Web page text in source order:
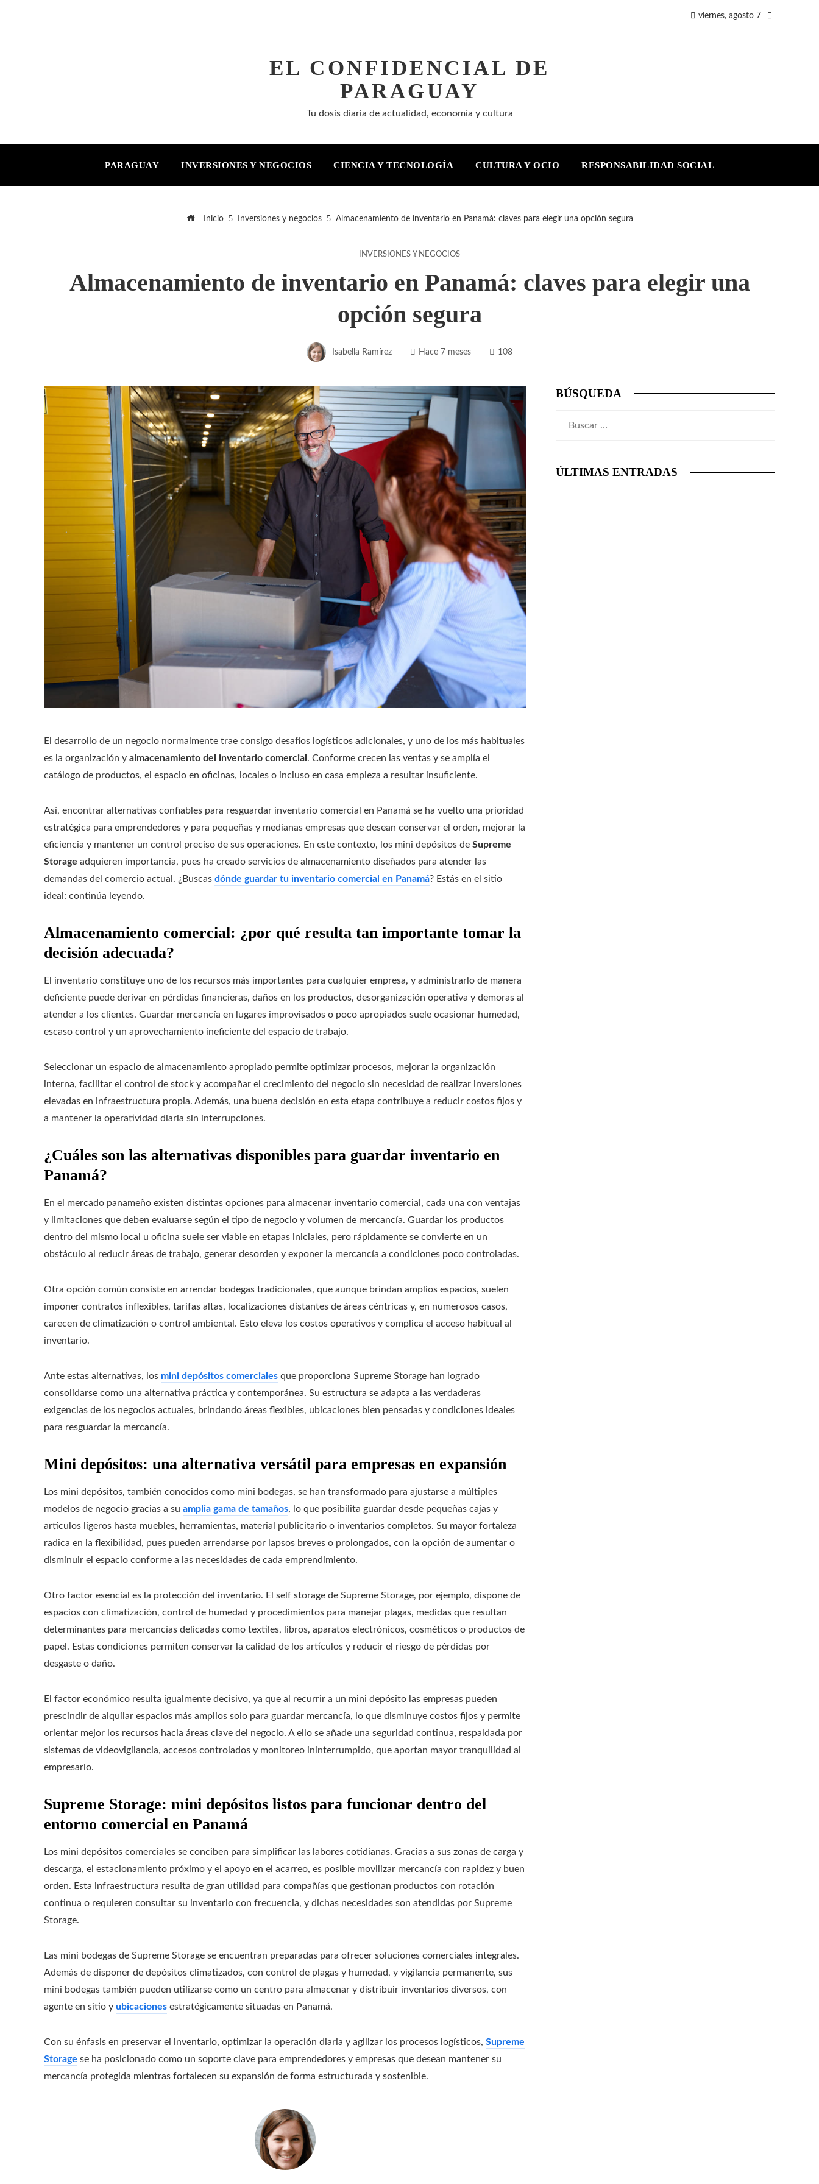
viernes, agosto 7
EL CONFIDENCIAL DE
PARAGUAY
Tu dosis diaria de actualidad, economía y cultura
PARAGUAY INVERSIONES Y NEGOCIOS CIENCIA Y TECNOLOGÍA CULTURA Y OCIO RESPONSABILIDAD SOCIAL
Inicio Inversiones y negocios Almacenamiento de inventario en Panamá: claves para elegir una opción segura
INVERSIONES Y NEGOCIOS
Almacenamiento de inventario en Panamá: claves para elegir una
opción segura
Isabella Ramírez Hace 7 meses 108
El desarrollo de un negocio normalmente trae consigo desafíos logísticos adicionales, y uno de los más habituales
es la organización y almacenamiento del inventario comercial . Conforme crecen las ventas y se amplía el
catálogo de productos, el espacio en oficinas, locales o incluso en casa empieza a resultar insuficiente.
Así, encontrar alternativas confiables para resguardar inventario comercial en Panamá se ha vuelto una prioridad
estratégica para emprendedores y para pequeñas y medianas empresas que desean conservar el orden, mejorar la
eficiencia y mantener un control preciso de sus operaciones. En este contexto, los mini depósitos de Supreme
Storage adquieren importancia, pues ha creado servicios de almacenamiento diseñados para atender las
demandas del comercio actual. ¿Buscas dónde guardar tu inventario comercial en Panamá? Estás en el sitio
ideal: continúa leyendo.
Almacenamiento comercial: ¿por qué resulta tan importante tomar la
decisión adecuada?
El inventario constituye uno de los recursos más importantes para cualquier empresa, y administrarlo de manera
deficiente puede derivar en pérdidas financieras, daños en los productos, desorganización operativa y demoras al
atender a los clientes. Guardar mercancía en lugares improvisados o poco apropiados suele ocasionar humedad,
escaso control y un aprovechamiento ineficiente del espacio de trabajo.
Seleccionar un espacio de almacenamiento apropiado permite optimizar procesos, mejorar la organización
interna, facilitar el control de stock y acompañar el crecimiento del negocio sin necesidad de realizar inversiones
elevadas en infraestructura propia. Además, una buena decisión en esta etapa contribuye a reducir costos fijos y
a mantener la operatividad diaria sin interrupciones.
¿Cuáles son las alternativas disponibles para guardar inventario en
Panamá?
En el mercado panameño existen distintas opciones para almacenar inventario comercial, cada una con ventajas
y limitaciones que deben evaluarse según el tipo de negocio y volumen de mercancía. Guardar los productos
dentro del mismo local u oficina suele ser viable en etapas iniciales, pero rápidamente se convierte en un
obstáculo al reducir áreas de trabajo, generar desorden y exponer la mercancía a condiciones poco controladas.
Otra opción común consiste en arrendar bodegas tradicionales, que aunque brindan amplios espacios, suelen
imponer contratos inflexibles, tarifas altas, localizaciones distantes de áreas céntricas y, en numerosos casos,
carecen de climatización o control ambiental. Esto eleva los costos operativos y complica el acceso habitual al
inventario.
Ante estas alternativas, los mini depósitos comerciales que proporciona Supreme Storage han logrado
consolidarse como una alternativa práctica y contemporánea. Su estructura se adapta a las verdaderas
exigencias de los negocios actuales, brindando áreas flexibles, ubicaciones bien pensadas y condiciones ideales
para resguardar la mercancía.
Mini depósitos: una alternativa versátil para empresas en expansión
Los mini depósitos, también conocidos como mini bodegas, se han transformado para ajustarse a múltiples
modelos de negocio gracias a su amplia gama de tamaños, lo que posibilita guardar desde pequeñas cajas y
artículos ligeros hasta muebles, herramientas, material publicitario o inventarios completos. Su mayor fortaleza
radica en la flexibilidad, pues pueden arrendarse por lapsos breves o prolongados, con la opción de aumentar o
disminuir el espacio conforme a las necesidades de cada emprendimiento.
Otro factor esencial es la protección del inventario. El self storage de Supreme Storage, por ejemplo, dispone de
espacios con climatización, control de humedad y procedimientos para manejar plagas, medidas que resultan
determinantes para mercancías delicadas como textiles, libros, aparatos electrónicos, cosméticos o productos de
papel. Estas condiciones permiten conservar la calidad de los artículos y reducir el riesgo de pérdidas por
desgaste o daño.
El factor económico resulta igualmente decisivo, ya que al recurrir a un mini depósito las empresas pueden
prescindir de alquilar espacios más amplios solo para guardar mercancía, lo que disminuye costos fijos y permite
orientar mejor los recursos hacia áreas clave del negocio. A ello se añade una seguridad continua, respaldada por
sistemas de videovigilancia, accesos controlados y monitoreo ininterrumpido, que aportan mayor tranquilidad al
empresario.
Supreme Storage: mini depósitos listos para funcionar dentro del
entorno comercial en Panamá
Los mini depósitos comerciales se conciben para simplificar las labores cotidianas. Gracias a sus zonas de carga y
descarga, el estacionamiento próximo y el apoyo en el acarreo, es posible movilizar mercancía con rapidez y buen
orden. Esta infraestructura resulta de gran utilidad para compañías que gestionan productos con rotación
continua o requieren consultar su inventario con frecuencia, y dichas necesidades son atendidas por Supreme
Storage.
Las mini bodegas de Supreme Storage se encuentran preparadas para ofrecer soluciones comerciales integrales.
Además de disponer de depósitos climatizados, con control de plagas y humedad, y vigilancia permanente, sus
mini bodegas también pueden utilizarse como un centro para almacenar y distribuir inventarios diversos, con
agente en sitio y ubicaciones estratégicamente situadas en Panamá.
Con su énfasis en preservar el inventario, optimizar la operación diaria y agilizar los procesos logísticos, Supreme
Storage se ha posicionado como un soporte clave para emprendedores y empresas que desean mantener su
mercancía protegida mientras fortalecen su expansión de forma estructurada y sostenible.
BÚSQUEDA
ÚLTIMAS ENTRADAS